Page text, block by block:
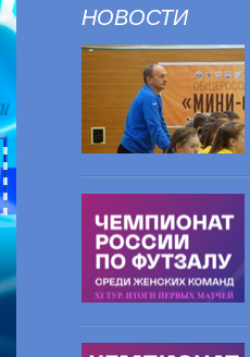
НОВОСТИ